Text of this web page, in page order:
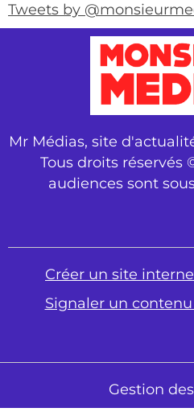
Tweets by
Mr Médias, site
Tous droits réservés
audiences sont
Créer un site
Signaler un
Gestion